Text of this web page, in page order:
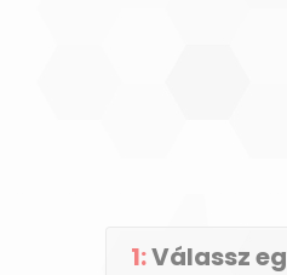
1:Válassz